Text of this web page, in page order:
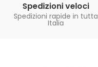
Spedizioni veloci
Spedizioni rapide in tutta
Italia